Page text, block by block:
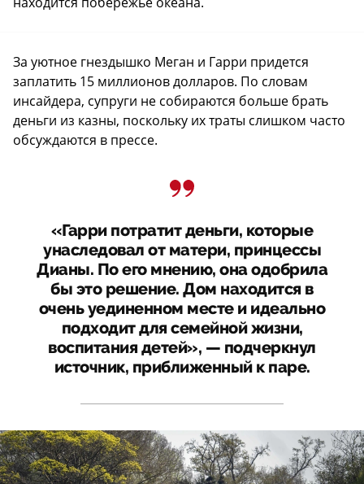
За уютное гнездышко Меган и Гарри придется
заплатить 15 миллионов долларов. По словам
инсайдера, супруги не собираются больше брать
деньги из казны, поскольку их траты слишком часто
обсуждаются в прессе.
«Гарри потратит деньги, которые
унаследовал от матери, принцессы
Дианы. По его мнению, она одобрила
бы это решение. Дом находится в
очень уединенном месте и идеально
подходит для семейной жизни,
воспитания детей», — подчеркнул
источник, приближенный к паре.